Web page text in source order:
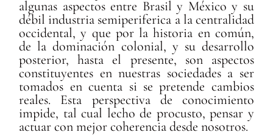
algunas aspectos entre Brasil y México y su
débil industria semiperiferica a la centralidad
occidental, y que por la historia en común,
de la dominación colonial, y su desarrollo
posterior, hasta el presente, son aspectos
constituyentes en nuestras sociedades a ser
tomados en cuenta si se pretende cambios
reales. Esta perspectiva de conocimiento
impide, tal cual lecho de procusto, pensar y
actuar con mejor coherencia desde nosotros.